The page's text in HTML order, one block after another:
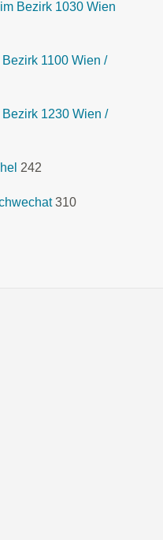
Bezirk 1030 Wien
1100 Wien /
1230 Wien /
242
310